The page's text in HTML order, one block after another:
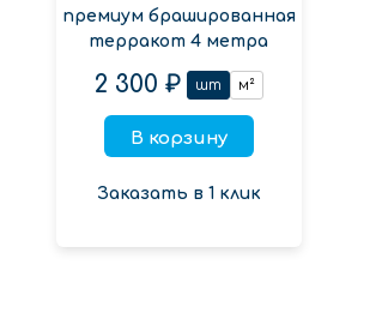
премиум брашированная
терракот 4 метра
2 300 ₽ шт м²
В корзину
Заказать в 1 клик